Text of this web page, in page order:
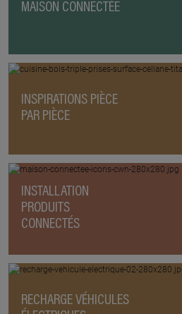
MAISON CONNECTÉE
INSPIRATIONS PIÈCE
PAR PIÈCE
INSTALLATION
PRODUITS
CONNECTÉS
RECHARGE VÉHICULES